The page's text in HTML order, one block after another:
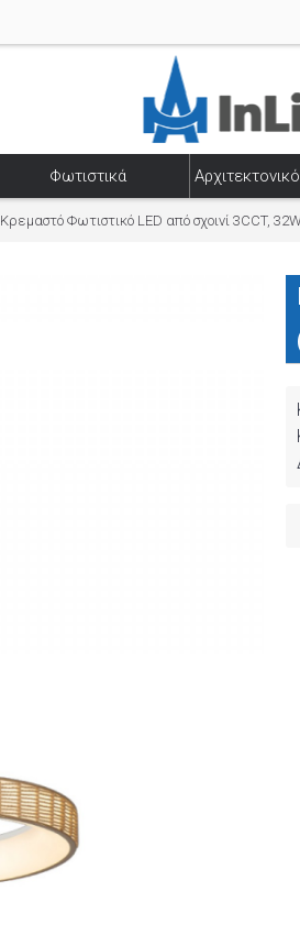
Φωτιστικά
Κρεμαστό Φωτιστικό LED από σχοινί 3CCT,